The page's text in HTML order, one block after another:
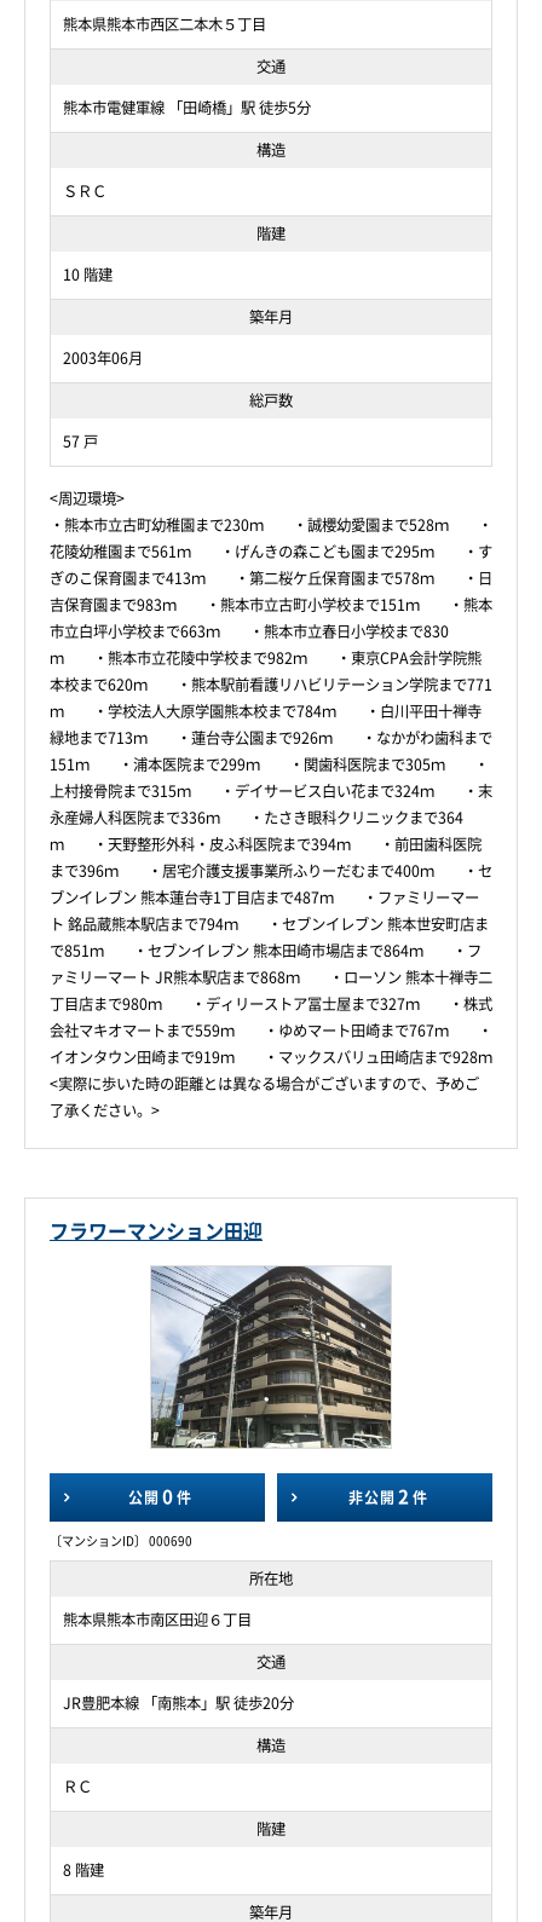
熊本県熊本市西区二本木５丁目
交通
熊本市電健軍線 「田崎橋」駅 徒歩5分
構造
ＳＲＣ
階建
10 階建
築年月
2003年06月
総戸数
57 戸
<周辺環境>
・熊本市立古町幼稚園まで230ｍ ・誠櫻幼愛園まで528ｍ ・
花陵幼稚園まで561ｍ ・げんきの森こども園まで295ｍ ・す
ぎのこ保育園まで413ｍ ・第二桜ケ丘保育園まで578ｍ ・日
吉保育園まで983ｍ ・熊本市立古町小学校まで151ｍ ・熊本
市立白坪小学校まで663ｍ ・熊本市立春日小学校まで830
ｍ ・熊本市立花陵中学校まで982ｍ ・東京CPA会計学院熊
本校まで620ｍ ・熊本駅前看護リハビリテーション学院まで771
ｍ ・学校法人大原学園熊本校まで784ｍ ・白川平田十禅寺
緑地まで713ｍ ・蓮台寺公園まで926ｍ ・なかがわ歯科まで
151ｍ ・浦本医院まで299ｍ ・関歯科医院まで305ｍ ・
上村接骨院まで315ｍ ・デイサービス白い花まで324ｍ ・末
永産婦人科医院まで336ｍ ・たさき眼科クリニックまで364
ｍ ・天野整形外科・皮ふ科医院まで394ｍ ・前田歯科医院
まで396ｍ ・居宅介護支援事業所ふりーだむまで400ｍ ・セ
ブンイレブン 熊本蓮台寺1丁目店まで487ｍ ・ファミリーマー
ト 銘品蔵熊本駅店まで794ｍ ・セブンイレブン 熊本世安町店ま
で851ｍ ・セブンイレブン 熊本田崎市場店まで864ｍ ・フ
ァミリーマート JR熊本駅店まで868ｍ ・ローソン 熊本十禅寺二
丁目店まで980ｍ ・ディリーストア冨士屋まで327ｍ ・株式
会社マキオマートまで559ｍ ・ゆめマート田崎まで767ｍ ・
イオンタウン田崎まで919ｍ ・マックスバリュ田崎店まで928ｍ
<実際に歩いた時の距離とは異なる場合がございますので、予めご
了承ください。>
フラワーマンション田迎
公開 0 件 非公開 2 件
〔マンションID〕 000690
所在地
熊本県熊本市南区田迎６丁目
交通
JR豊肥本線 「南熊本」駅 徒歩20分
構造
ＲＣ
階建
8 階建
築年月